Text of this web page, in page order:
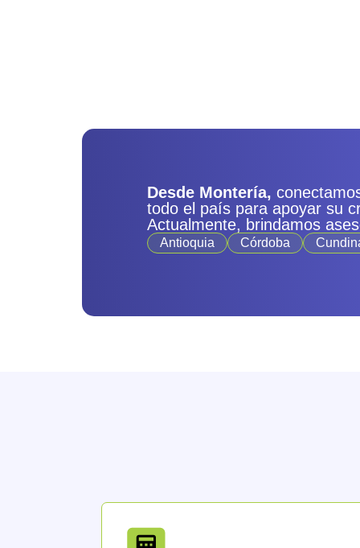
Desde Montería,
todo el país para apoyar su
Actualmente, brindamos
Antioquia Córdoba